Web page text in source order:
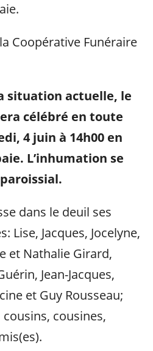
Coopérative Funéraire
situation actuelle, le
célébré en toute
4 juin à 14h00 en
L’inhumation se
dans le deuil ses
Lise, Jacques, Jocelyne,
et Nathalie Girard,
Jean-Jacques,
et Guy Rousseau;
cousines,